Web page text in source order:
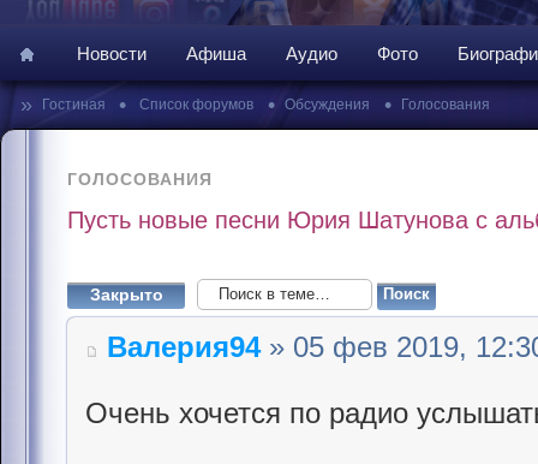
Новости Афиша Аудио Фото
» Гостиная • Список форумов • Обсуждения • Голосования
ГОЛОСОВАНИЯ
Пусть новые песни Юрия Шатунова с
Закрыто
Валерия94» 05 фев 2019,
Очень хочется по радио